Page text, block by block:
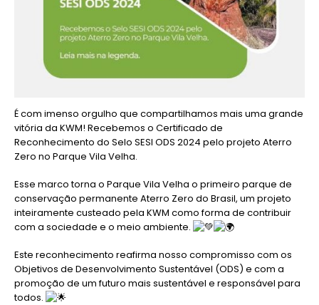
É com imenso orgulho que compartilhamos mais uma grande
vitória da KWM! Recebemos o Certificado de
Reconhecimento do Selo SESI ODS 2024 pelo projeto Aterro
Zero no Parque Vila Velha.
Esse marco torna o Parque Vila Velha o primeiro parque de
conservação permanente Aterro Zero do Brasil, um projeto
inteiramente custeado pela KWM como forma de contribuir
com a sociedade e o meio ambiente.
Este reconhecimento reafirma nosso compromisso com os
Objetivos de Desenvolvimento Sustentável (ODS) e com a
promoção de um futuro mais sustentável e responsável para
todos.